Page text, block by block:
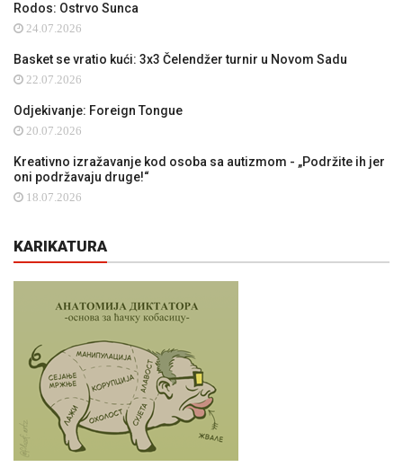
Rodos: Ostrvo Sunca
24.07.2026
Basket se vratio kući: 3x3 Čelendžer turnir u Novom Sadu
22.07.2026
Odjekivanje: Foreign Tongue
20.07.2026
Kreativno izražavanje kod osoba sa autizmom - „Podržite ih jer
oni podržavaju druge!“
18.07.2026
KARIKATURA